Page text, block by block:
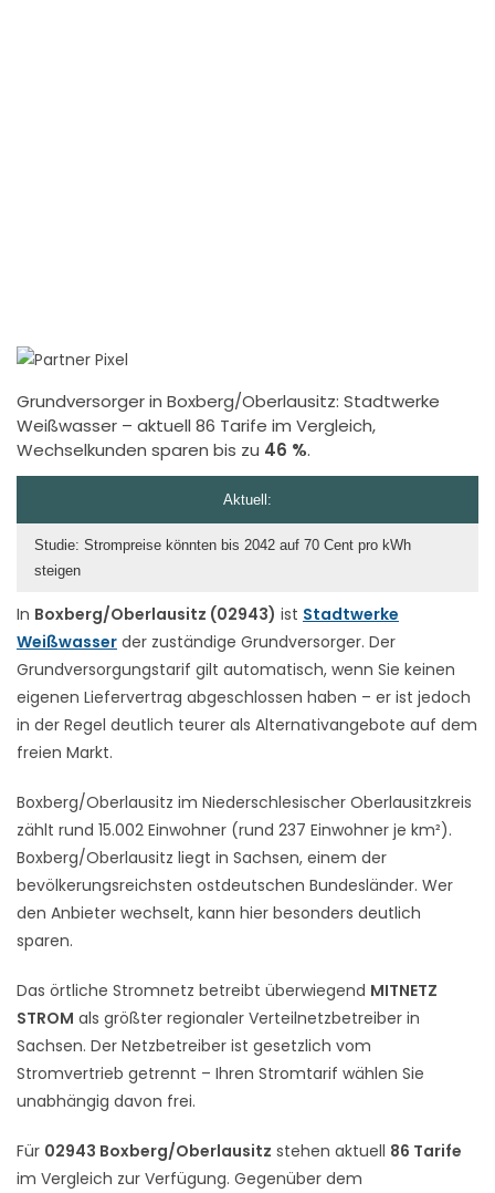
Grundversorger in Boxberg/Oberlausitz: Stadtwerke
Weißwasser – aktuell 86 Tarife im Vergleich,
Wechselkunden sparen bis zu 46 %.
In Boxberg/Oberlausitz (02943) ist Stadtwerke
Weißwasser der zuständige Grundversorger. Der
Grundversorgungstarif gilt automatisch, wenn Sie keinen
eigenen Liefervertrag abgeschlossen haben – er ist jedoch
in der Regel deutlich teurer als Alternativangebote auf dem
freien Markt.
Boxberg/Oberlausitz im Niederschlesischer Oberlausitzkreis
zählt rund 15.002 Einwohner (rund 237 Einwohner je km²).
Boxberg/Oberlausitz liegt in Sachsen, einem der
bevölkerungsreichsten ostdeutschen Bundesländer. Wer
den Anbieter wechselt, kann hier besonders deutlich
sparen.
Das örtliche Stromnetz betreibt überwiegend MITNETZ
STROM als größter regionaler Verteilnetzbetreiber in
Sachsen. Der Netzbetreiber ist gesetzlich vom
Stromvertrieb getrennt – Ihren Stromtarif wählen Sie
unabhängig davon frei.
Für 02943 Boxberg/Oberlausitz stehen aktuell 86 Tarife
im Vergleich zur Verfügung. Gegenüber dem
Aktuell:
Studie: Strompreise könnten bis 2042 auf 70 Cent pro kWh
steigen